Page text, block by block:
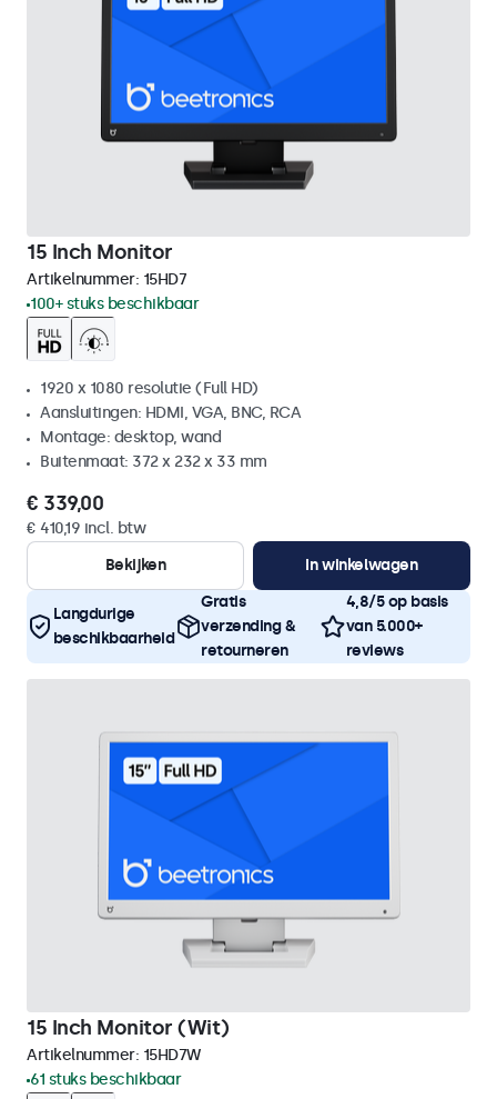
15 Inch Monitor
Artikelnummer: 15HD7
100+ stuks beschikbaar
1920 x 1080 resolutie (Full HD)
Aansluitingen: HDMI, VGA, BNC, RCA
Montage: desktop, wand
Buitenmaat: 372 x 232 x 33 mm
€ 339,00
€ 410,19 incl. btw
Bekijken
In winkelwagen
Langdurige
beschikbaarheid
Gratis
verzending &
retourneren
4,8/5 op basis
van 5.000+
reviews
15 Inch Monitor (Wit)
Artikelnummer: 15HD7W
61 stuks beschikbaar